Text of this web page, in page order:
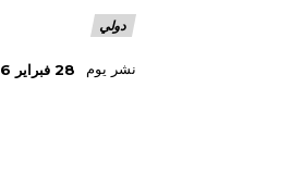
دولي
نشر يوم 28 فبراير 2026